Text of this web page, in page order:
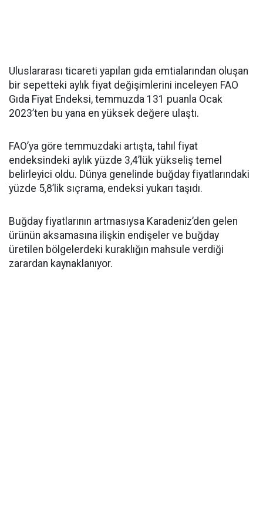
Uluslararası ticareti yapılan gıda emtialarından oluşan
bir sepetteki aylık fiyat değişimlerini inceleyen FAO
Gıda Fiyat Endeksi, temmuzda 131 puanla Ocak
2023’ten bu yana en yüksek değere ulaştı.
FAO’ya göre temmuzdaki artışta, tahıl fiyat
endeksindeki aylık yüzde 3,4’lük yükseliş temel
belirleyici oldu. Dünya genelinde buğday fiyatlarındaki
yüzde 5,8’lik sıçrama, endeksi yukarı taşıdı.
Buğday fiyatlarının artmasıysa Karadeniz’den gelen
ürünün aksamasına ilişkin endişeler ve buğday
üretilen bölgelerdeki kuraklığın mahsule verdiği
zarardan kaynaklanıyor.